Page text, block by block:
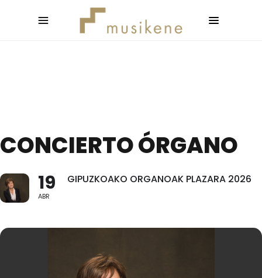
CONCIERTO ÓRGANO
19
ABR
GIPUZKOAKO ORGANOAK PLAZARA 2026